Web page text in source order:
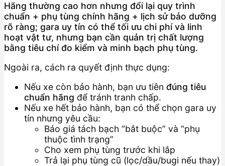
Hãng thường cao hơn nhưng đổi lại quy trình
chuẩn + phụ tùng chính hãng + lịch sử bảo dưỡng
rõ ràng; gara uy tín có thể tối ưu chi phí và linh
hoạt vật tư, nhưng bạn cần quản trị chất lượng
bằng tiêu chí đo kiểm và minh bạch phụ tùng.
Ngoài ra, cách ra quyết định thực dụng:
Nếu xe còn bảo hành, bạn ưu tiên đúng tiêu
chuẩn hãng để tránh tranh chấp.
Nếu xe hết bảo hành, bạn có thể chọn gara uy
tín nhưng yêu cầu:
Báo giá tách bạch “bắt buộc” và “phụ
thuộc tình trạng”
Cho xem phụ tùng trước khi lắp
Trả lại phụ tùng cũ (lọc/dầu/bugi nếu thay)